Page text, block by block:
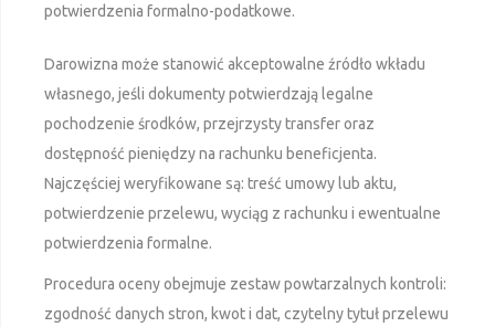
potwierdzenia formalno-podatkowe.
Darowizna może stanowić akceptowalne źródło wkładu
własnego, jeśli dokumenty potwierdzają legalne
pochodzenie środków, przejrzysty transfer oraz
dostępność pieniędzy na rachunku beneficjenta.
Najczęściej weryfikowane są: treść umowy lub aktu,
potwierdzenie przelewu, wyciąg z rachunku i ewentualne
potwierdzenia formalne.
Procedura oceny obejmuje zestaw powtarzalnych kontroli:
zgodność danych stron, kwot i dat, czytelny tytuł przelewu